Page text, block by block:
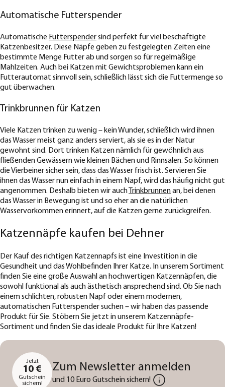
Automatische Futterspender
Automatische Futterspendersind perfekt für viel beschäftigte
Katzenbesitzer. Diese Näpfe geben zu festgelegten Zeiten eine
bestimmte Menge Futter ab und sorgen so für regelmäßige
Mahlzeiten. Auch bei Katzen mit Gewichtsproblemen kann ein
Futterautomat sinnvoll sein, schließlich lässt sich die Futtermenge so
gut überwachen.
Trinkbrunnen für Katzen
Viele Katzen trinken zu wenig – kein Wunder, schließlich wird ihnen
das Wasser meist ganz anders serviert, als sie es in der Natur
gewohnt sind. Dort trinken Katzen nämlich für gewöhnlich aus
fließenden Gewässern wie kleinen Bächen und Rinnsalen. So können
die Vierbeiner sicher sein, dass das Wasser frisch ist. Servieren Sie
ihnen das Wasser nun einfach in einem Napf, wird das häufig nicht gut
angenommen. Deshalb bieten wir auch Trinkbrunnenan, bei denen
das Wasser in Bewegung ist und so eher an die natürlichen
Wasservorkommen erinnert, auf die Katzen gerne zurückgreifen.
Katzennäpfe kaufen bei Dehner
Der Kauf des richtigen Katzennapfs ist eine Investition in die
Gesundheit und das Wohlbefinden Ihrer Katze. In unserem Sortiment
finden Sie eine große Auswahl an hochwertigen Katzennäpfen, die
sowohl funktional als auch ästhetisch ansprechend sind. Ob Sie nach
einem schlichten, robusten Napf oder einem modernen,
automatischen Futterspender suchen – wir haben das passende
Produkt für Sie. Stöbern Sie jetzt in unserem Katzennäpfe-
Sortiment und finden Sie das ideale Produkt für Ihre Katzen!
Jetzt
10 €
Gutschein
sichern!
Zum Newsletter anmelden
und 10 Euro Gutschein sichern!